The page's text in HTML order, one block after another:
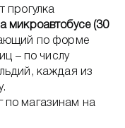
прогулка
микроавтобусе (30
по форме
– по числу
каждая из
по магазинам на